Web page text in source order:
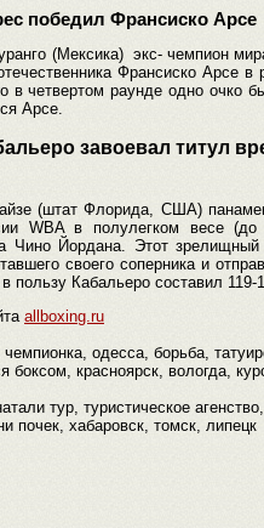
победил Франсиско Арсе
(Мексика) экс- чемпион
Франсиско Арсе
в четвертом раунде одно очко
Арсе.
завоевал титул
(штат Флорида, США)
WBA в полулегком весе
Чино Йордана. Этот
своего соперника и
пользу Кабальеро составил
allboxing.ru
одесса, борьба,
боксом, красноярск, вологда,
тур, туристическое
почек, хабаровск, томск, липецк